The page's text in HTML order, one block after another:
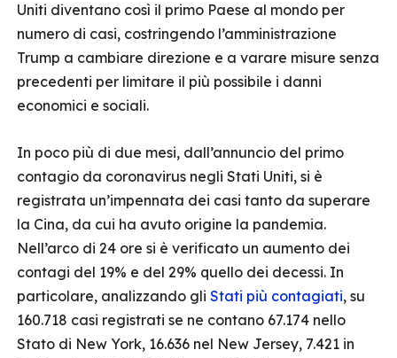
Uniti diventano così il primo Paese al mondo per
numero di casi, costringendo l’amministrazione
Trump a cambiare direzione e a varare misure senza
precedenti per limitare il più possibile i danni
economici e sociali.
In poco più di due mesi, dall’annuncio del primo
contagio da coronavirus negli Stati Uniti, si è
registrata un’impennata dei casi tanto da superare
la Cina, da cui ha avuto origine la pandemia.
Nell’arco di 24 ore si è verificato un aumento dei
contagi del 19% e del 29% quello dei decessi. In
particolare, analizzando gli Stati più contagiati, su
160.718 casi registrati se ne contano 67.174 nello
Stato di New York, 16.636 nel New Jersey, 7.421 in